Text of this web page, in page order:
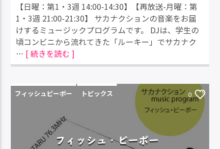
【日曜：第1・3週 14:00-14:30】【再放送-月曜：第
1・3週 21:00-21:30】 サカナクションの音楽をお届
けするミュージックプログラムです。 DJは、学生の
頃コンビニから流れてきた「ルーキー」でサカナク
… [ 続きを読む ]
フィッシュピーポー トピックス 0
フィッシュ・ピーポー